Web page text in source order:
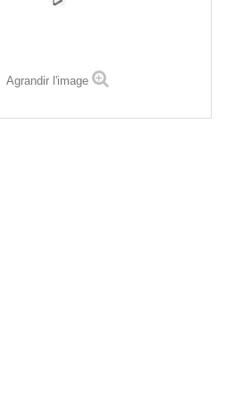
Agrandir l'image